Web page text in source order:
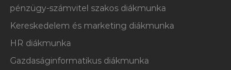
pénzügy-számvitel szakos diákmunka
Kereskedelem és marketing diákmunka
HR diákmunka
Gazdaságinformatikus diákmunka